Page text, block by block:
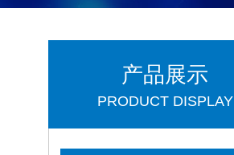
产品展示
PRODUCT DISPLAY